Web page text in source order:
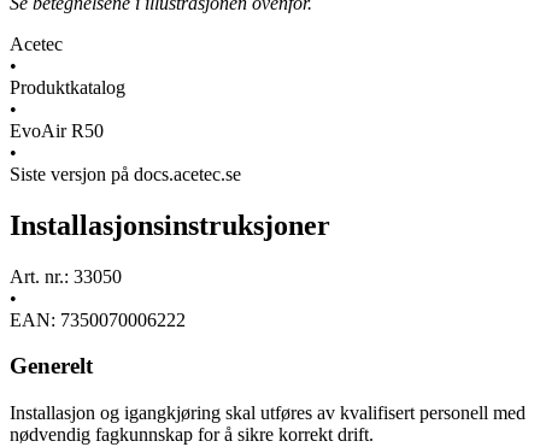
Acetec
•
Produktkatalog
•
EvoAir R50
•
Siste versjon på docs.acetec.se
Installasjonsinstruksjoner
Art. nr.: 33050
•
EAN: 7350070006222
Generelt
Installasjon og igangkjøring skal utføres av kvalifisert personell med
nødvendig fagkunnskap for å sikre korrekt drift.